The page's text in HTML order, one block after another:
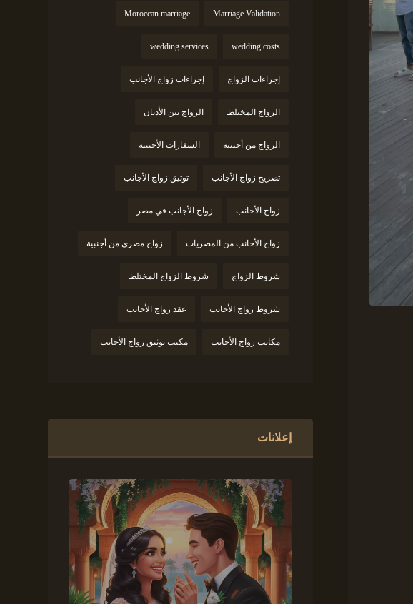
Marriage Validation
Moroccan marriage
wedding costs
wedding services
إجراءات الزواج إجراءات زواج الأجانب
الزواج المختلط الزواج بين الأديان
الزواج من أجنبية السفارات الأجنبية
تصريح زواج الأجانب توثيق زواج الأجانب
زواج الأجانب زواج الأجانب في مصر
زواج الأجانب من المصريات زواج مصري من أجنبية
شروط الزواج شروط الزواج المختلط
شروط زواج الأجانب عقد زواج الأجانب
مكاتب زواج الأجانب مكتب توثيق زواج الأجانب
إعلانات